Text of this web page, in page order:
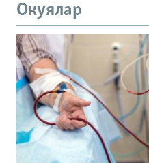
Окуялар